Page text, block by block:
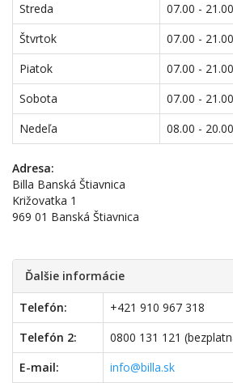
Streda
07.00 - 21.00
Štvrtok
07.00 - 21.00
Piatok
07.00 - 21.00
Sobota
07.00 - 21.00
Nedeľa
08.00 - 20.00
Adresa:
Billa Banská Štiavnica
Križovatka 1
969 01 Banská Štiavnica
Ďalšie informácie
Telefón:
+421 910 967 318
Telefón 2:
0800 131 121
E-mail:
info@billa.sk